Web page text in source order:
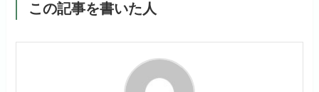
この記事を書いた人